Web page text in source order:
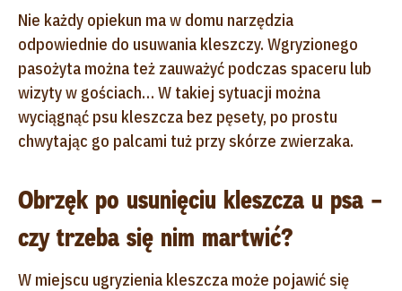
Nie każdy opiekun ma w domu narzędzia
odpowiednie do usuwania kleszczy. Wgryzionego
pasożyta można też zauważyć podczas spaceru lub
wizyty w gościach… W takiej sytuacji można
wyciągnąć psu kleszcza bez pęsety, po prostu
chwytając go palcami tuż przy skórze zwierzaka.
Obrzęk po usunięciu kleszcza u psa –
czy trzeba się nim martwić?
W miejscu ugryzienia kleszcza może pojawić się